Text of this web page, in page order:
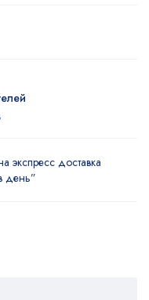
экспресс доставка
день”